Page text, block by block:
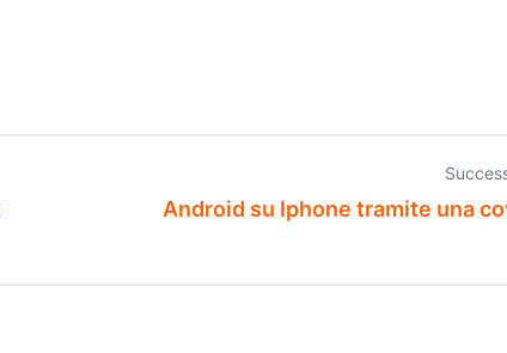
Android su Iphone tramite una